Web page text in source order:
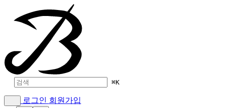
⌘K
로그인 회원가입